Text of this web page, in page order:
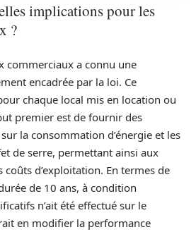
implications pour les
?
commerciaux a connu une
encadrée par la loi. Ce
chaque local mis en location ou
premier est de fournir des
la consommation d’énergie et les
de serre, permettant ainsi aux
coûts d’exploitation. En termes de
de 10 ans, à condition
n’ait été effectué sur le
en modifier la performance